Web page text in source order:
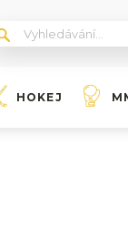
HOKEJ